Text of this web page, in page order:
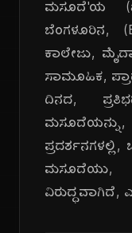
ಮಸೂದೆ'ಯ
ಬೆಂಗಳೂರಿನ,
ಕಾಲೇಜು,
ಸಾಮೂಹಿಕ,
ದಿನದ,
ಪ್ರದರ್ಶನಗಳಲ್ಲಿ,
ಮಸೂದೆಯು,
ವಿರುದ್ಧವಾಗಿದೆ,